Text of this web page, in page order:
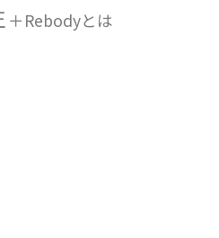
＋Rebodyとは